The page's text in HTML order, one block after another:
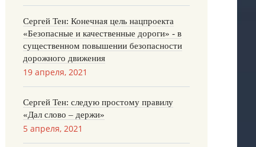
Сергей Тен: Конечная цель нацпроекта
«Безопасные и качественные дороги» - в
существенном повышении безопасности
дорожного движения
19 апреля, 2021
Сергей Тен: следую простому правилу
«Дал слово – держи»
5 апреля, 2021